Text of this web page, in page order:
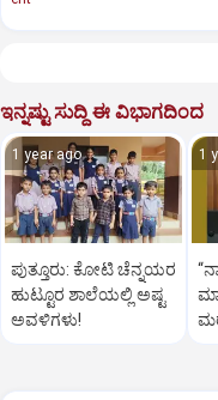
ಇನ್ನಷ್ಟು ಸುದ್ದಿ ಈ ವಿಭಾಗದಿಂದ
1 year ago
ಪುತ್ತೂರು: ಕೋಟಿ ಚೆನ್ನಯರ
ಹುಟ್ಟೂರ ಶಾಲೆಯಲ್ಲಿ ಅಷ್ಟ
ಅವಳಿಗಳು!
1